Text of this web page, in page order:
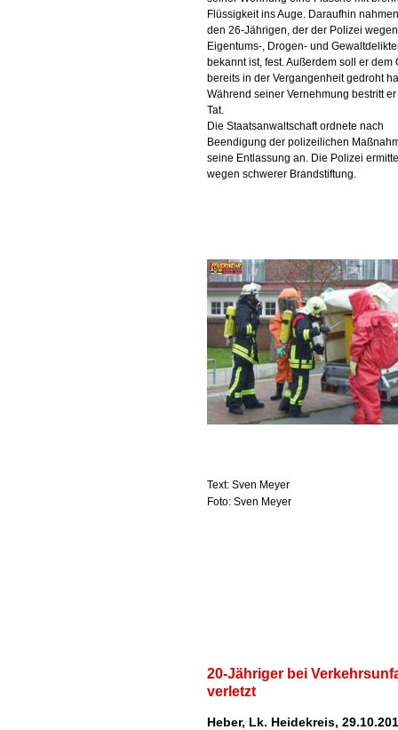
Flüssigkeit ins Auge. Daraufhin
den 26-Jährigen, der der Polizei wegen
Eigentums-, Drogen- und
bekannt ist, fest. Außerdem soll er dem
bereits in der Vergangenheit gedroht
Während seiner Vernehmung bestritt
Tat.
Die Staatsanwaltschaft ordnete nach
Beendigung der polizeilichen
seine Entlassung an. Die Polizei
wegen schwerer Brandstiftung.
Text: Sven Meyer
Foto: Sven Meyer
20-Jähriger bei
verletzt
Heber, Lk. Heidekreis,